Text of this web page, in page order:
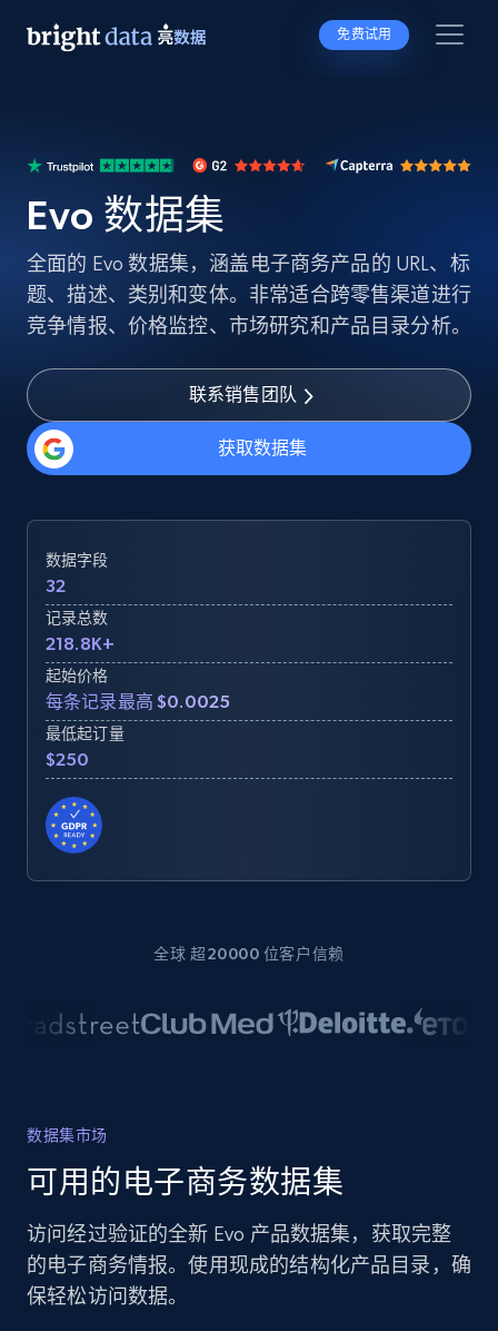
免费试用
Evo 数据集
全面的 Evo 数据集，涵盖电子商务产品的 URL、标
题、描述、类别和变体。非常适合跨零售渠道进行
竞争情报、价格监控、市场研究和产品目录分析。
联系销售团队
获取数据集
数据字段
32
记录总数
218.8K+
起始价格
每条记录最高 $0.0025
最低起订量
$250
全球 超20000 位客户信赖
数据集市场
可用的电子商务数据集
访问经过验证的全新 Evo 产品数据集，获取完整
的电子商务情报。使用现成的结构化产品目录，确
保轻松访问数据。